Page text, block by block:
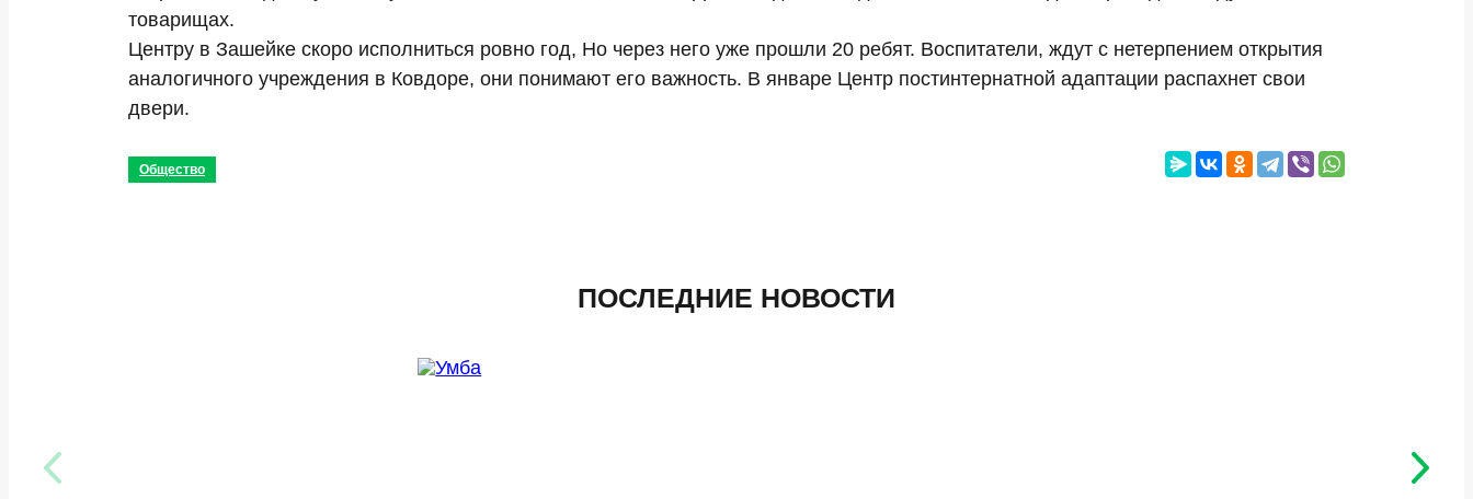
товарищах.
Центру в Зашейке скоро исполниться ровно год, Но через него уже прошли 20 ребят. Воспитатели, ждут с нетерпением открытия
аналогичного учреждения в Ковдоре, они понимают его важность. В январе Центр постинтернатной адаптации распахнет свои
двери.
Общество
ПОСЛЕДНИЕ НОВОСТИ